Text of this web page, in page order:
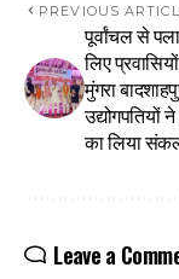
PREVIOUS
पूर्वांचल से
लिए
मुंगरा
उद्योगपतियों
का लिया
Leave a